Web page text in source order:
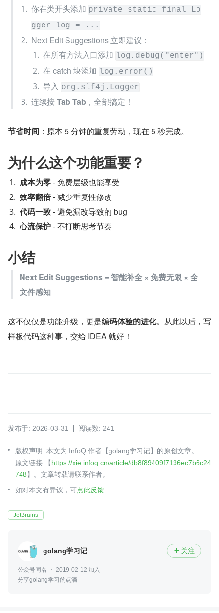
你在类开头添加 private static final Lo
gger log = ...
Next Edit Suggestions 立即建议：
在所有方法入口添加 log.debug("enter")
在 catch 块添加 log.error()
导入 org.slf4j.Logger
连续按 Tab Tab ，全部搞定！
节省时间 ：原本 5 分钟的重复劳动，现在 5 秒完成。
为什么这个功能重要？
成本为零 - 免费层级也能享受
效率翻倍 - 减少重复性修改
代码一致 - 避免漏改导致的 bug
心流保护 - 不打断思考节奏
小结
Next Edit Suggestions = 智能补全 × 免费无限 × 全
文件感知
这不仅仅是功能升级，更是编码体验的进化。从此以后，写
样板代码这种事，交给 IDEA 就好！
发布于: 2026-03-31 阅读数: 241
版权声明: 本文为 InfoQ 作者【golang学习记】的原创文章。
原文链接:【https://xie.infoq.cn/article/db8f89409f7136ec7b6c24
748】。文章转载请联系作者。
如对本文有异议，可点此反馈
JetBrains
golang学习记  关注
公众号同名
2019-02-12 加入
分享golang学习的点滴